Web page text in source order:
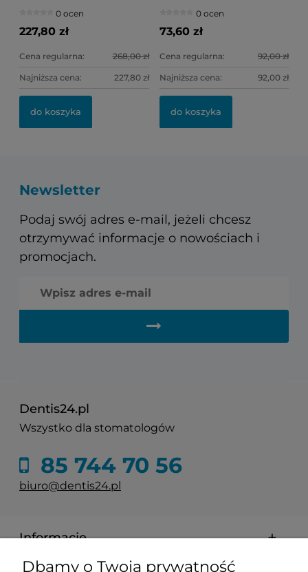
0 ocen
227,80 zł
Cena regularna: 268,00 zł
Najniższa cena: 227,80 zł
do koszyka
(słoneczko)
0 ocen
73,60 zł
Cena regularna: 92,00 zł
Najniższa cena: 92,00 zł
do koszyka
Newsletter
Podaj swój adres e-mail, jeżeli chcesz
otrzymywać informacje o nowościach i
promocjach.
Dentis24.pl
Wszystko dla stomatologów
85 744 70 56
biuro@dentis24.pl
Informacje
Dbamy o Twoją prywatność